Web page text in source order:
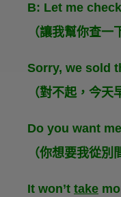
B: Let me
（讓我幫你查一
Sorry, we sold
（對不起，今天
Do you want
（你想要我從別
It won’t take